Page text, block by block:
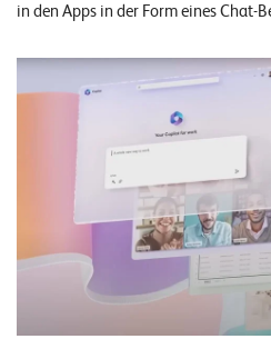
in den Apps in der Form eines Chat-